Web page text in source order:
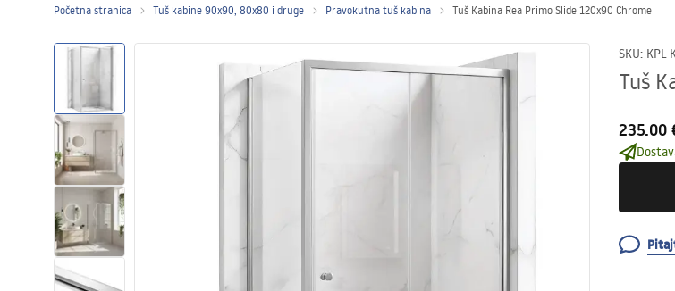
Tuš vrata
Tuš kade
Linearni odvodi
Zahodi, toaleti
Umivaonici
Početna stranica Tuš kabine 90x90, 80x80 i druge Pravokutna tuš kabina Tuš Kabina Rea Primo Slide 120x90 Chrome
SKU: KPL-
Tuš
235.00